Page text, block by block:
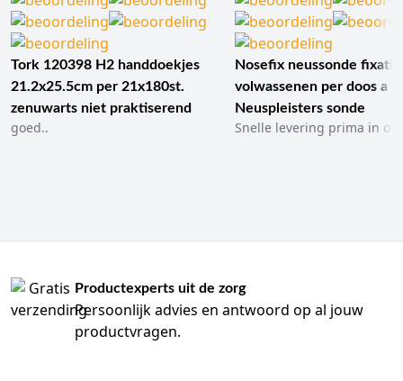
Tork 120398 H2 handdoekjes
21.2x25.5cm per 21x180st.
zenuwarts niet praktiserend
goed..
Nosefix neussonde
volwassenen per doos a
Neuspleisters sonde
Snelle levering prima in
Productexperts uit de zorg
Persoonlijk advies en antwoord op al jouw
productvragen.